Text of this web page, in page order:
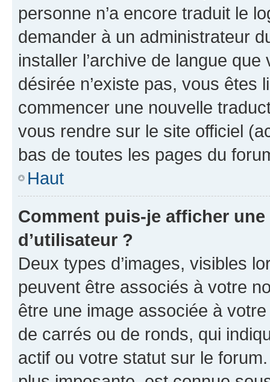
personne n’a encore traduit le
demander à un administrateur
installer l’archive de langue
désirée n’existe pas, vous êtes
commencer une nouvelle
vous rendre sur le site officiel
bas de toutes les pages du
Haut
Comment puis-je afficher
d’utilisateur ?
Deux types d’images, visibles
peuvent être associés à votre
être une image associée à
de carrés ou de ronds, qui
actif ou votre statut sur le